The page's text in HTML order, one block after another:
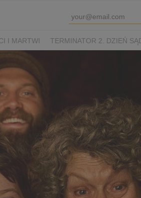
I MARTWI TERMINATOR 2. DZIEŃ